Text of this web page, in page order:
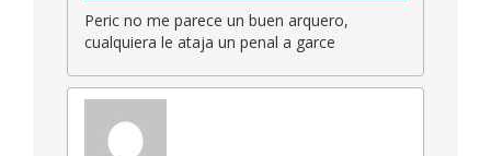
Peric no me parece un buen arquero,
cualquiera le ataja un penal a garce